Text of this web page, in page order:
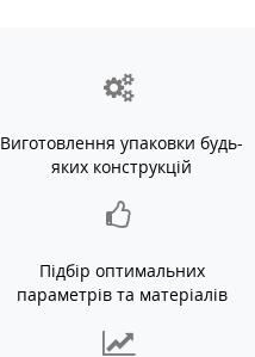
Виготовлення упаковки будь-
яких конструкцій
Підбір оптимальних
параметрів та матеріалів